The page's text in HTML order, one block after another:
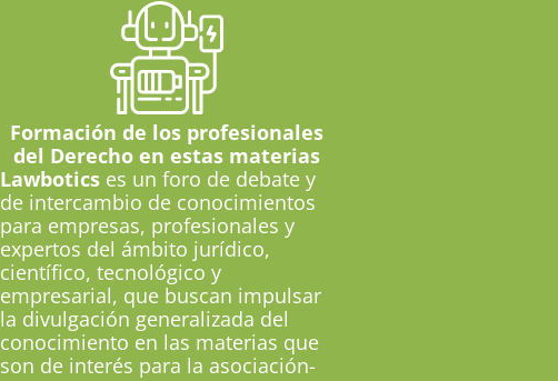
Formación de los profesionales
del Derecho en estas materias
Lawbotics es un foro de debate y
de intercambio de conocimientos
para empresas, profesionales y
expertos del ámbito jurídico,
científico, tecnológico y
empresarial, que buscan impulsar
la divulgación generalizada del
conocimiento en las materias que
son de interés para la asociación-